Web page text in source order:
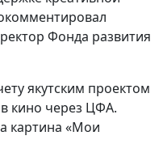
Фонда развития
якутским проектом
кино через ЦФА.
картина «Мои